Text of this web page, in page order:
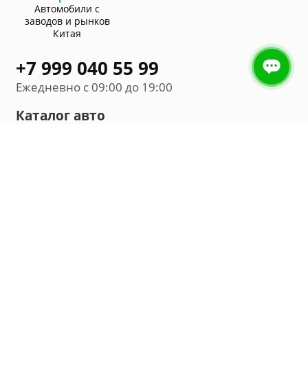
Автомобили с
заводов и рынков
Китая
+7 999 040 55 99
Ежедневно с 09:00 до 19:00
Каталог авто